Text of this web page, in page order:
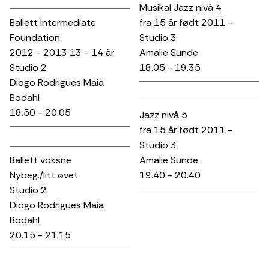
Ballett Intermediate
Foundation
2012 - 2013 13 - 14 år
Studio 2
Diogo Rodrigues Maia
Bodahl
18.50 - 20.05
Ballett voksne
Nybeg./litt øvet
Studio 2
Diogo Rodrigues Maia
Bodahl
20.15 - 21.15
Musikal Jazz nivå 4
fra 15 år født 2011 -
Studio 3
Amalie Sunde
18.05 - 19.35
Jazz nivå 5
fra 15 år født 2011 -
Studio 3
Amalie Sunde
19.40 - 20.40